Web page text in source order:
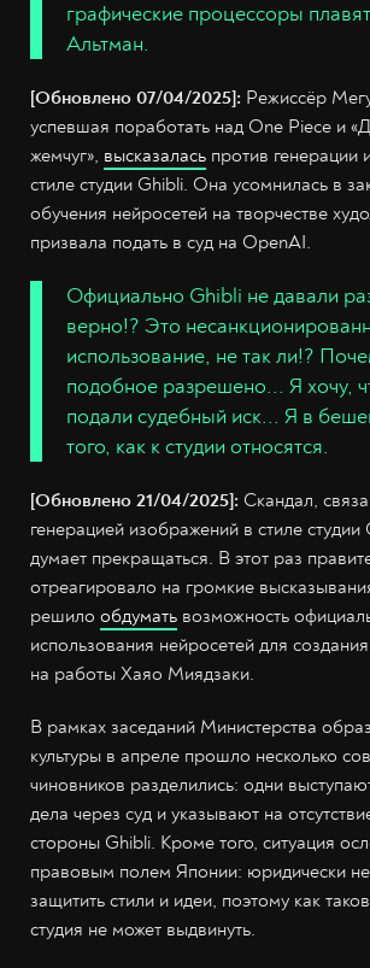
графические процессоры
Альтман.
[Обновлено 07/04/2025]: Режиссёр
успевшая поработать над One Piece и
жемчуг», высказалась против генерации
стиле студии Ghibli. Она усомнилась в
обучения нейросетей на творчестве
призвала подать в суд на OpenAI.
Официально Ghibli не давали
верно!? Это
использование, не так ли!?
подобное разрешено... Я хочу,
подали судебный иск... Я в
того, как к студии относятся.
[Обновлено 21/04/2025]: Скандал,
генерацией изображений в стиле студии
думает прекращаться. В этот раз
отреагировало на громкие
решило обдумать возможность
использования нейросетей для
на работы Хаяо Миядзаки.
В рамках заседаний Министерства
культуры в апреле прошло несколько
чиновников разделились: одни
дела через суд и указывают на
стороны Ghibli. Кроме того, ситуация
правовым полем Японии: юридически
защитить стили и идеи, поэтому как
студия не может выдвинуть.